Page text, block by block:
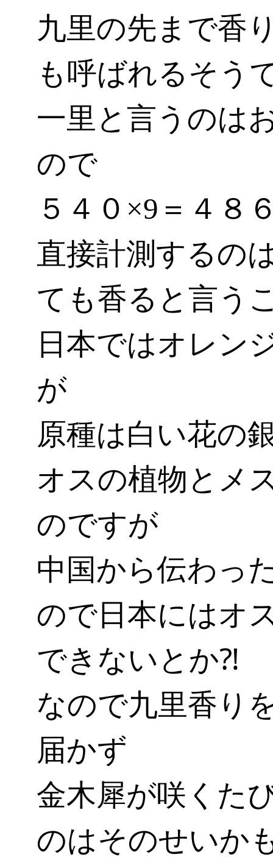
九里の先まで香
も呼ばれるそう
一里と言うのは
ので
５４０×9＝４８
直接計測するの
ても香ると言う
日本ではオレン
が
原種は白い花の
オスの植物とメ
のですが
中国から伝わっ
ので日本にはオ
できないとか⁈
なので九里香り
届かず
金木犀が咲くた
のはそのせいか